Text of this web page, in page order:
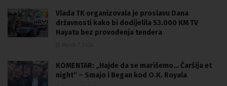
Vlada TK organizovala je proslavu Dana
državnosti kako bi dodijelila 53.000 KM TV
Hayatu bez provođenja tendera
KOMENTAR: „Hajde da se marišemo… Čaršija et
night“ – Smajo i Began kod O.K. Royala